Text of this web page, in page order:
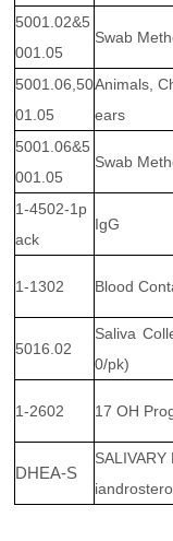
5001.02&5
001.05
Swab
5001.06,50
01.05
Animals,
ears
5001.06&5
001.05
Swab
1-4502-1p
ack
IgG
1-1302 Blood
5016.02
Saliva
0/pk)
1-2602 17 OH
DHEA-S